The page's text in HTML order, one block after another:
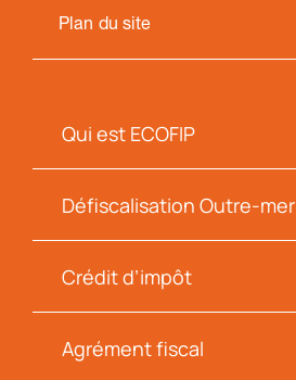
Plan du site
Qui est ECOFIP
Défiscalisation Outre-mer
Crédit d’impôt
Agrément fiscal